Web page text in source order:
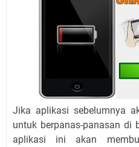
Jika aplikasi sebelumnya
untuk berpanas-panasan di
aplikasi ini akan